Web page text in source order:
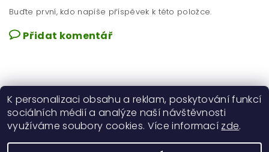
Buďte první, kdo napíše příspěvek k této položce.
Přidat komentář
K personalizaci obsahu a reklam, poskytování funkcí
sociálních médií a analýze naší návštěvnosti
využíváme soubory cookies. Více informací zde.